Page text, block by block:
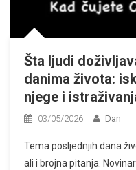
Šta ljudi
danima života:
njege i
03/05/2026 Dan
Tema posljednjih dana
ali i brojna pitanja.